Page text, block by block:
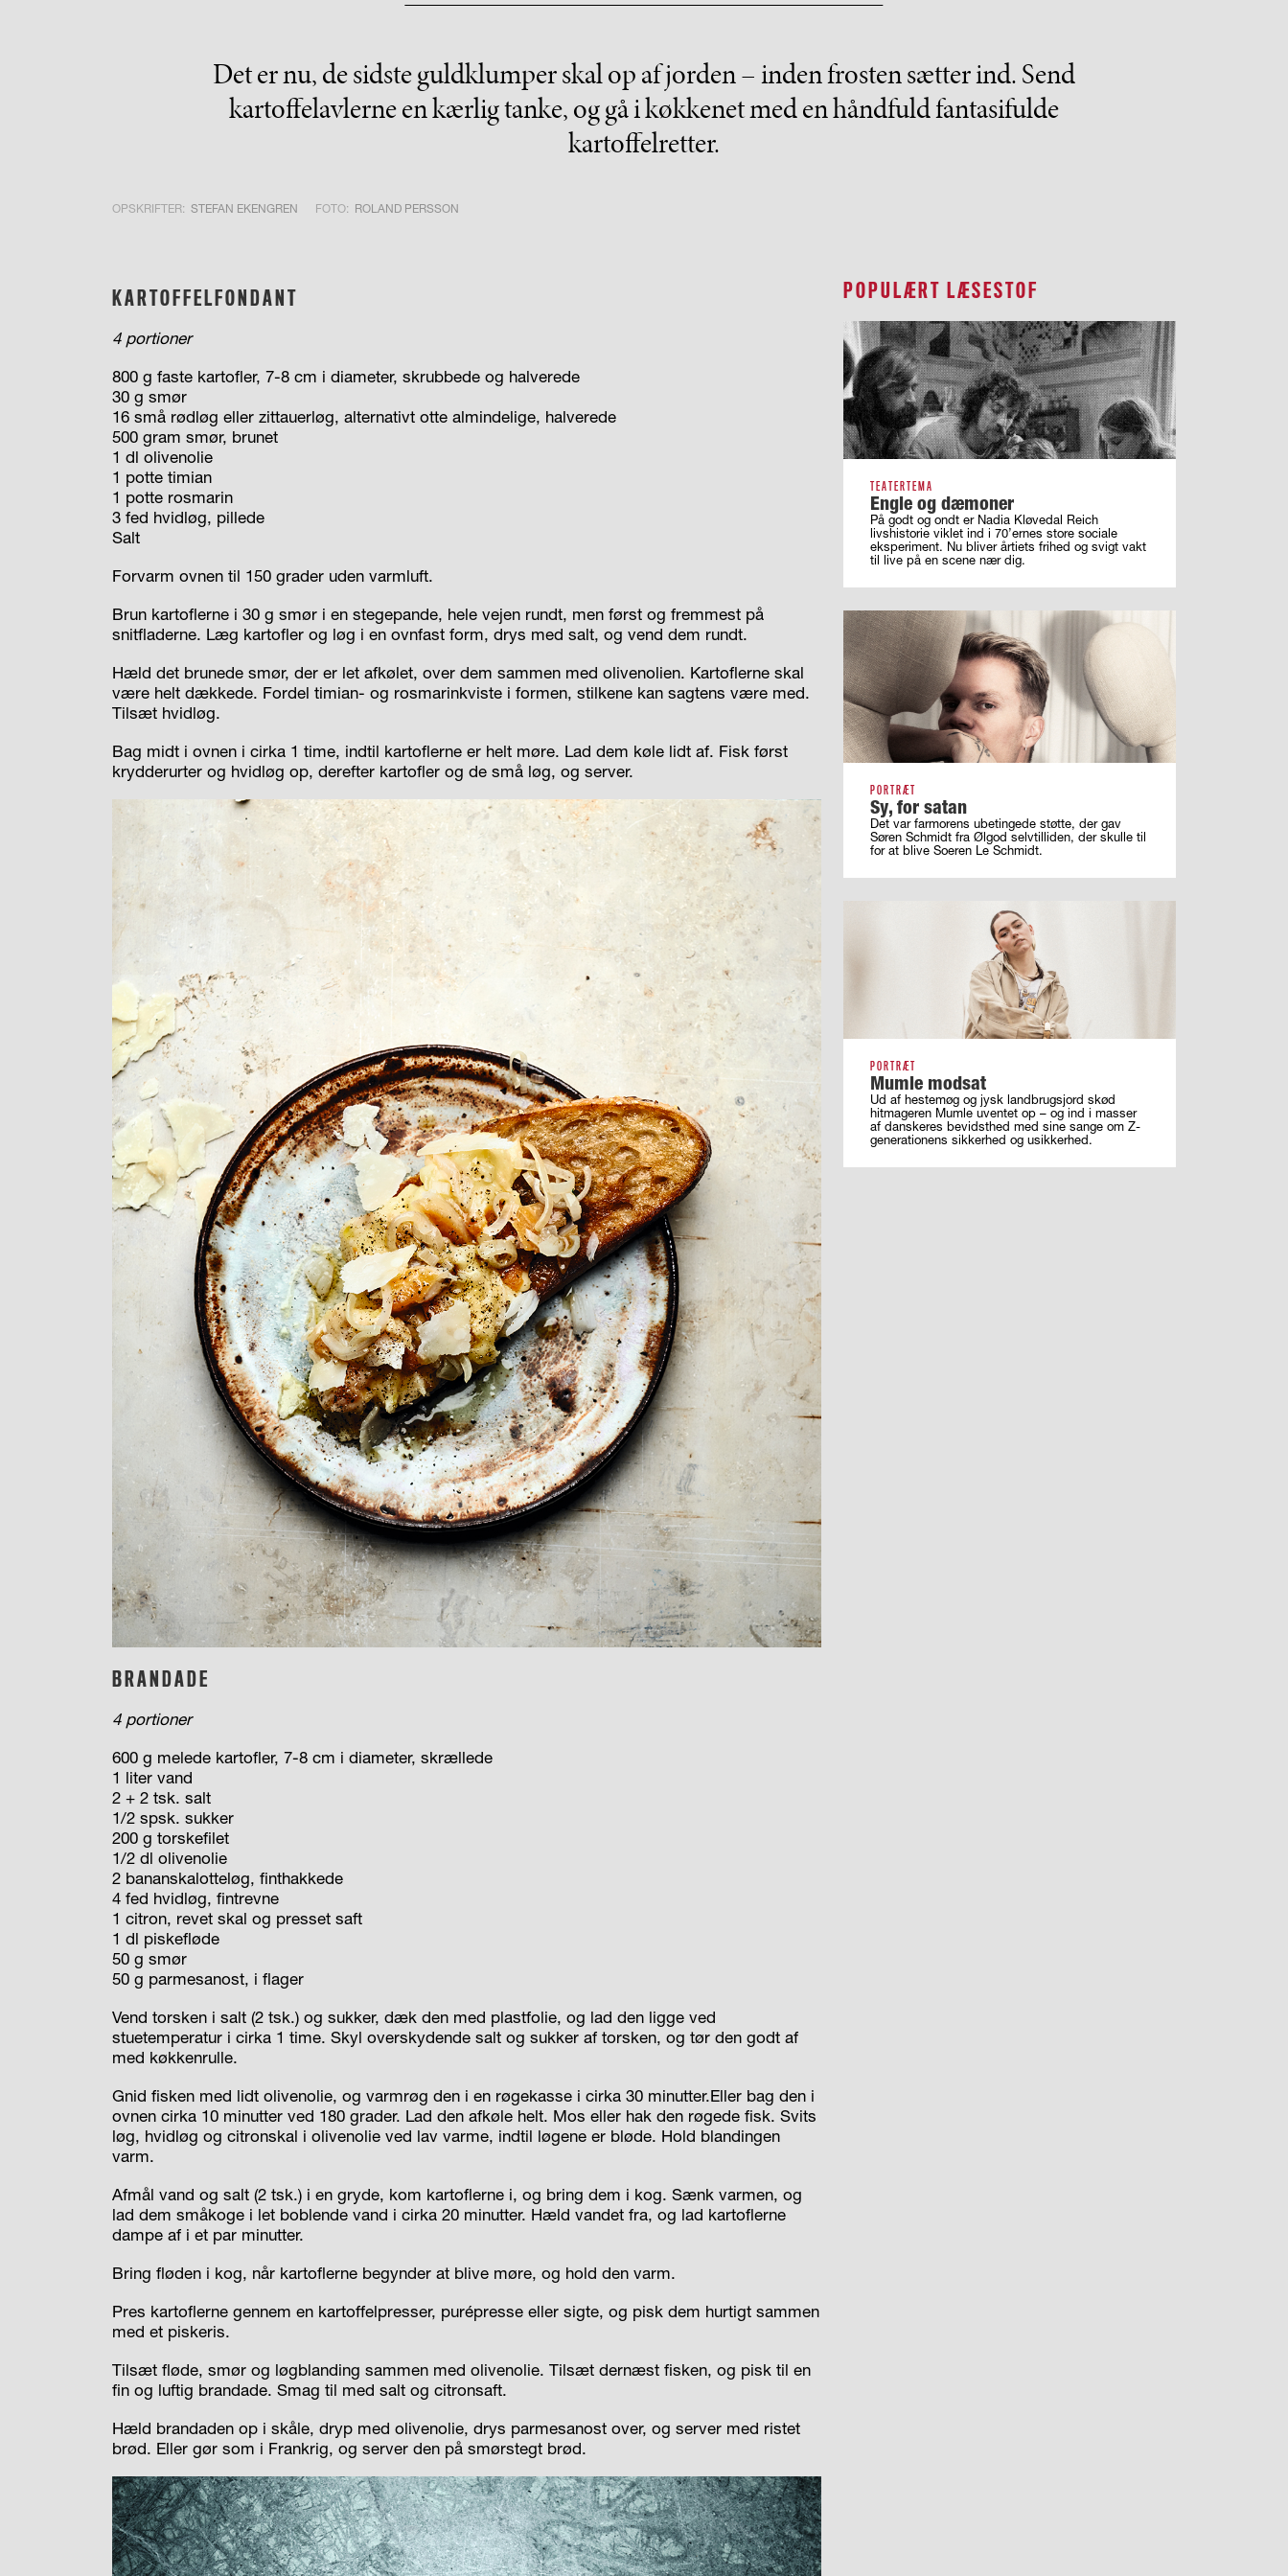
Det er nu, de sidste guldklumper skal op af jorden – inden frosten sætter ind. Send
kartoffelavlerne en kærlig tanke, og gå i køkkenet med en håndfuld fantasifulde
kartoffelretter.
OPSKRIFTER: STEFAN EKENGREN FOTO: ROLAND PERSSON
KARTOFFELFONDANT
4 portioner
800 g faste kartofler, 7-8 cm i diameter, skrubbede og halverede
30 g smør
16 små rødløg eller zittauerløg, alternativt otte almindelige, halverede
500 gram smør, brunet
1 dl olivenolie
1 potte timian
1 potte rosmarin
3 fed hvidløg, pillede
Salt
Forvarm ovnen til 150 grader uden varmluft.
Brun kartoflerne i 30 g smør i en stegepande, hele vejen rundt, men først og fremmest på
snitfladerne. Læg kartofler og løg i en ovnfast form, drys med salt, og vend dem rundt.
Hæld det brunede smør, der er let afkølet, over dem sammen med olivenolien. Kartoflerne skal
være helt dækkede. Fordel timian- og rosmarinkviste i formen, stilkene kan sagtens være med.
Tilsæt hvidløg.
Bag midt i ovnen i cirka 1 time, indtil kartoflerne er helt møre. Lad dem køle lidt af. Fisk først
krydderurter og hvidløg op, derefter kartofler og de små løg, og server.
BRANDADE
4 portioner
600 g melede kartofler, 7-8 cm i diameter, skrællede
1 liter vand
2 + 2 tsk. salt
1/2 spsk. sukker
200 g torskefilet
1/2 dl olivenolie
2 bananskalotteløg, finthakkede
4 fed hvidløg, fintrevne
1 citron, revet skal og presset saft
1 dl piskefløde
50 g smør
50 g parmesanost, i flager
Vend torsken i salt (2 tsk.) og sukker, dæk den med plastfolie, og lad den ligge ved
stuetemperatur i cirka 1 time. Skyl overskydende salt og sukker af torsken, og tør den godt af
med køkkenrulle.
Gnid fisken med lidt olivenolie, og varmrøg den i en røgekasse i cirka 30 minutter.Eller bag den i
ovnen cirka 10 minutter ved 180 grader. Lad den afkøle helt. Mos eller hak den røgede fisk. Svits
løg, hvidløg og citronskal i olivenolie ved lav varme, indtil løgene er bløde. Hold blandingen
varm.
Afmål vand og salt (2 tsk.) i en gryde, kom kartoflerne i, og bring dem i kog. Sænk varmen, og
lad dem småkoge i let boblende vand i cirka 20 minutter. Hæld vandet fra, og lad kartoflerne
dampe af i et par minutter.
Bring fløden i kog, når kartoflerne begynder at blive møre, og hold den varm.
Pres kartoflerne gennem en kartoffelpresser, purépresse eller sigte, og pisk dem hurtigt sammen
med et piskeris.
Tilsæt fløde, smør og løgblanding sammen med olivenolie. Tilsæt dernæst fisken, og pisk til en
fin og luftig brandade. Smag til med salt og citronsaft.
Hæld brandaden op i skåle, dryp med olivenolie, drys parmesanost over, og server med ristet
brød. Eller gør som i Frankrig, og server den på smørstegt brød.
POPULÆRT LÆSESTOF
TEATERTEMA
Engle og dæmoner
På godt og ondt er Nadia Kløvedal Reich
livshistorie viklet ind i 70’ernes store sociale
eksperiment. Nu bliver årtiets frihed og svigt vakt
til live på en scene nær dig.
PORTRÆT
Sy, for satan
Det var farmorens ubetingede støtte, der gav
Søren Schmidt fra Ølgod selvtilliden, der skulle til
for at blive Soeren Le Schmidt.
PORTRÆT
Mumle modsat
Ud af hestemøg og jysk landbrugsjord skød
hitmageren Mumle uventet op – og ind i masser
af ­danskeres bevidsthed med sine sange om ­Z-
generationens sikkerhed og usikkerhed.